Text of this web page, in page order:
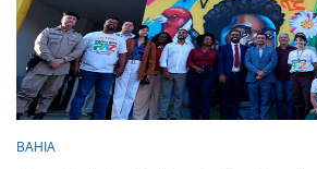
BAHIA